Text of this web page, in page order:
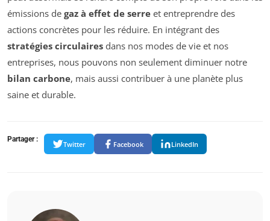
émissions de gaz à effet de serre et entreprendre des
actions concrètes pour les réduire. En intégrant des
stratégies circulaires dans nos modes de vie et nos
entreprises, nous pouvons non seulement diminuer notre
bilan carbone, mais aussi contribuer à une planète plus
saine et durable.
Partager :
Twitter Facebook LinkedIn